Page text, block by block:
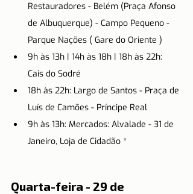
Restauradores - Belém (Praça Afonso
de Albuquerque) - Campo Pequeno -
Parque Nações ( Gare do Oriente )
9h às 13h | 14h às 18h | 18h às 22h:
Cais do Sodré
18h às 22h: Largo de Santos - Praça de
Luís de Camões - Príncipe Real
9h às 13h: Mercados: Alvalade - 31 de
Janeiro, Loja de Cidadão *
Quarta-feira - 29 de